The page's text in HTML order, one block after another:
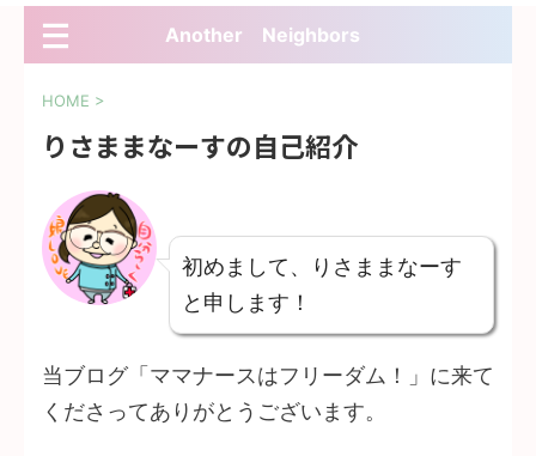
Another Neighbors
HOME >
りさままなーすの自己紹介
初めまして、りさままなーす
と申します！
当ブログ「ママナースはフリーダム！」に来て
くださってありがとうございます。